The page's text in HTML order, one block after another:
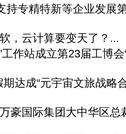
持专精特新等企业发展
，云计算要变天了？...
工作站成立第23届工博
达成“元宇宙文旅战略
豪国际集团大中华区总